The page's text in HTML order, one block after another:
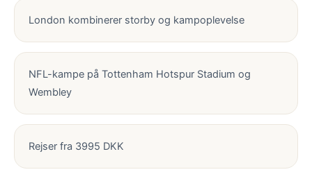
London kombinerer storby og kampoplevelse
NFL-kampe på Tottenham Hotspur Stadium og
Wembley
Rejser fra 3995 DKK